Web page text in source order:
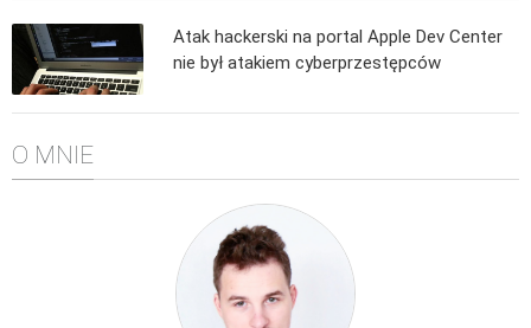
Algorytmy konwersji
Elementarz Java
Pascal
WEB
Atak hackerski na portal Apple Dev Center
nie był atakiem cyberprzestępców
O MNIE